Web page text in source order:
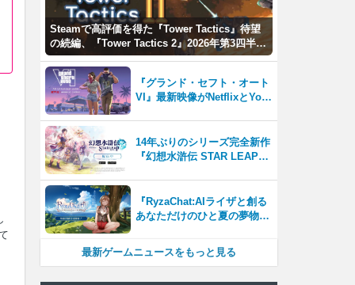
Steamで高評価を得た『Tower Tactics』待望
の続編、『Tower Tactics 2』2026年第3四半期
に早期アクセス開始
『グランド・セフト・オート
VI』最新映像がNetflixとYou
14年ぶりのシリーズ完全新作
『幻想水滸伝 STAR LEAP』
『RyzaChat:AIライザと創る
あなただけのひと夏の夢物
テムはこれまでにない新鮮な
最新ゲームニュースをもっと見る